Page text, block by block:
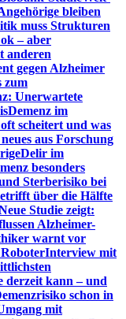
bleiben
muss Strukturen
– aber
anderen
gegen Alzheimer
zum
Unerwartete
Demenz im
scheitert und was
aus Forschung
Delir im
besonders
Sterberisiko bei
über die Hälfte
Studie zeigt:
Alzheimer-
warnt vor
Interview mit
derzeit kann – und
schon in
mit